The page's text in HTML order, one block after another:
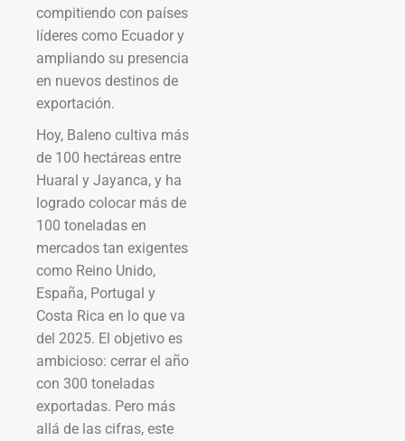
compitiendo con países
líderes como Ecuador y
ampliando su presencia
en nuevos destinos de
exportación.
Hoy, Baleno cultiva más
de 100 hectáreas entre
Huaral y Jayanca, y ha
logrado colocar más de
100 toneladas en
mercados tan exigentes
como Reino Unido,
España, Portugal y
Costa Rica en lo que va
del 2025. El objetivo es
ambicioso: cerrar el año
con 300 toneladas
exportadas. Pero más
allá de las cifras, este